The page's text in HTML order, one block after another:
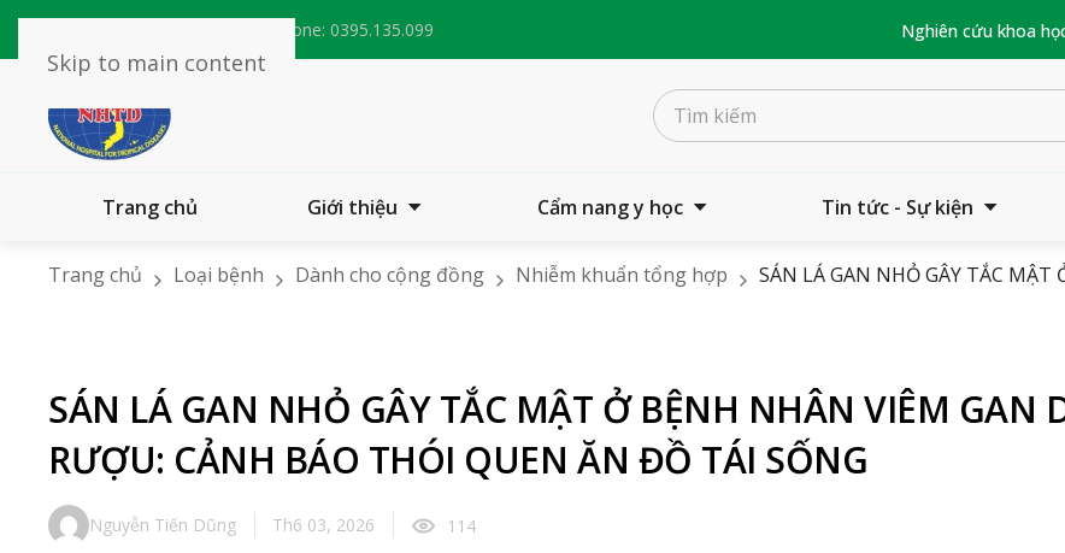
Skip to main content
Phone: 0395.135.099 Nghiên cứu khoa
Trang chủ Giới thiệu Cẩm nang y học Tin tức - Sự kiện
Trang chủ Loại bệnh Dành cho cộng đồng Nhiễm khuẩn tổng hợp
SÁN LÁ GAN NHỎ GÂY TẮC
SÁN LÁ GAN NHỎ GÂY TẮC MẬT Ở BỆNH NHÂN VIÊM GAN
RƯỢU: CẢNH BÁO THÓI QUEN ĂN ĐỒ TÁI SỐNG
Nguyễn Tiến Dũng Th6 03, 2026 114